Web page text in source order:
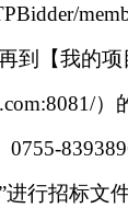
TPBidder/
到【我的
0755-
行招标文件